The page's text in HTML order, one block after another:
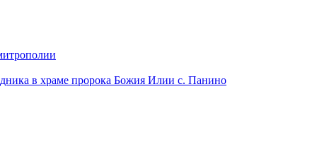
в храме пророка Божия Илии с. Панино